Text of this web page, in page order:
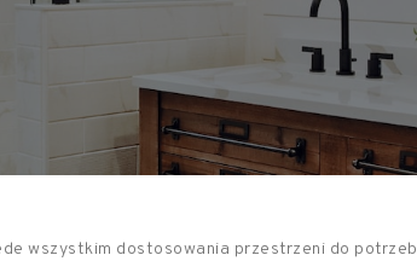
wszystkim dostosowania przestrzeni do potrzeb